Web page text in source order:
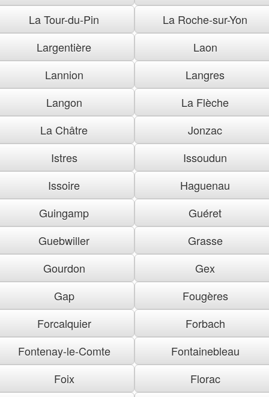
La Tour-du-Pin
La Roche-sur-Yon
Largentière
Laon
Lannion
Langres
Langon
La Flèche
La Châtre
Jonzac
Istres
Issoudun
Issoire
Haguenau
Guingamp
Guéret
Guebwiller
Grasse
Gourdon
Gex
Gap
Fougères
Forcalquier
Forbach
Fontenay-le-Comte
Fontainebleau
Foix
Florac